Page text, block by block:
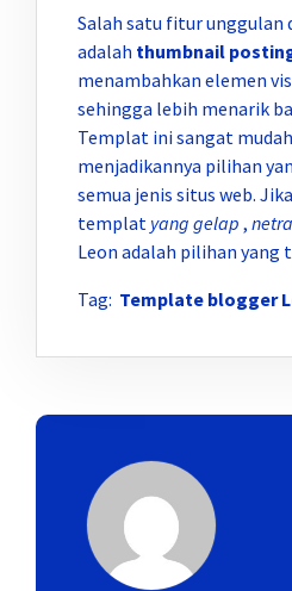
Salah satu fitur
adalah thumbnail
menambahkan elemen
sehingga lebih menarik
Templat ini sangat
menjadikannya pilihan
semua jenis situs web.
templat yang gelap ,
Leon adalah pilihan yang
Tag: Template blogger